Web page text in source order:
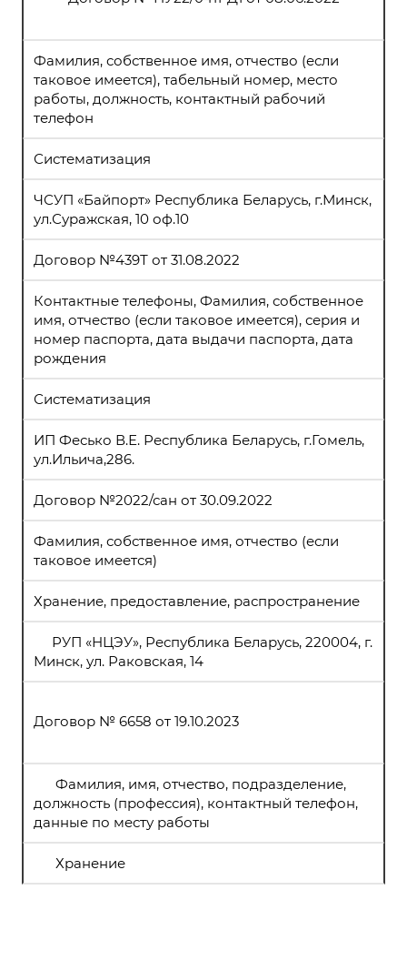
Фамилия, собственное имя, отчество (если
таковое имеется), табельный номер, место
работы, должность, контактный рабочий
телефон
Систематизация
ЧСУП «Байпорт» Республика Беларусь, г.Минск,
ул.Суражская, 10 оф.10
Договор №439Т от 31.08.2022
Контактные телефоны, Фамилия, собственное
имя, отчество (если таковое имеется), серия и
номер паспорта, дата выдачи паспорта, дата
рождения
Систематизация
ИП Фесько В.Е. Республика Беларусь, г.Гомель,
ул.Ильича,286.
Договор №2022/сан от 30.09.2022
Фамилия, собственное имя, отчество (если
таковое имеется)
Хранение, предоставление, распространение
РУП «НЦЭУ», Республика Беларусь, 220004, г.
Минск, ул. Раковская, 14
Договор № 6658 от 19.10.2023
Фамилия, имя, отчество, подразделение,
должность (профессия), контактный телефон,
данные по месту работы
Хранение